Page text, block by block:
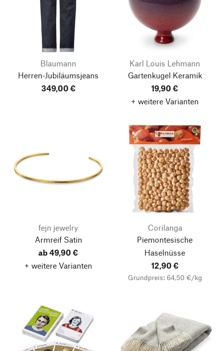
Blaumann
Herren-Jubiläumsjeans
349,00 €
Karl Louis Lehmann
Gartenkugel Keramik
19,90 €
+ weitere Varianten
fejn jewelry
Armreif Satin
ab 49,90 €
+ weitere Varianten
Corilanga
Piemontesische
Haselnüsse
12,90 €
Grundpreis: 64,50 €/kg